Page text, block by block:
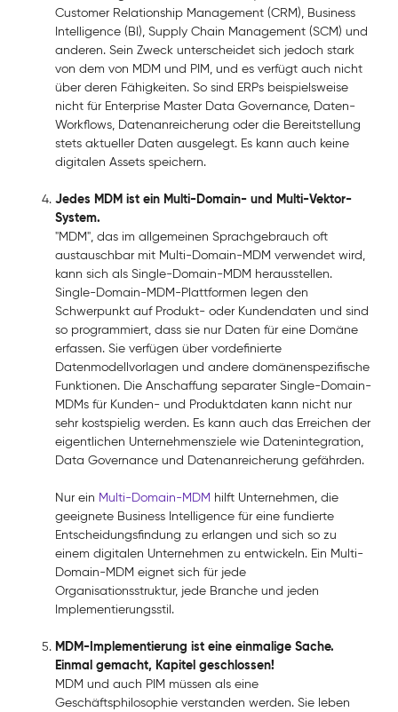
Customer Relationship Management (CRM), Business
Intelligence (BI), Supply Chain Management (SCM) und
anderen. Sein Zweck unterscheidet sich jedoch stark
von dem von MDM und PIM, und es verfügt auch nicht
über deren Fähigkeiten. So sind ERPs beispielsweise
nicht für Enterprise Master Data Governance, Daten-
Workflows, Datenanreicherung oder die Bereitstellung
stets aktueller Daten ausgelegt. Es kann auch keine
digitalen Assets speichern.
Jedes MDM ist ein Multi-Domain- und Multi-Vektor-
System.
"MDM", das im allgemeinen Sprachgebrauch oft
austauschbar mit Multi-Domain-MDM verwendet wird,
kann sich als Single-Domain-MDM herausstellen.
Single-Domain-MDM-Plattformen legen den
Schwerpunkt auf Produkt- oder Kundendaten und sind
so programmiert, dass sie nur Daten für eine Domäne
erfassen. Sie verfügen über vordefinierte
Datenmodellvorlagen und andere domänenspezifische
Funktionen. Die Anschaffung separater Single-Domain-
MDMs für Kunden- und Produktdaten kann nicht nur
sehr kostspielig werden. Es kann auch das Erreichen der
eigentlichen Unternehmensziele wie Datenintegration,
Data Governance und Datenanreicherung gefährden.
Nur ein Multi-Domain-MDM hilft Unternehmen, die
geeignete Business Intelligence für eine fundierte
Entscheidungsfindung zu erlangen und sich so zu
einem digitalen Unternehmen zu entwickeln. Ein Multi-
Domain-MDM eignet sich für jede
Organisationsstruktur, jede Branche und jeden
Implementierungsstil.
MDM-Implementierung ist eine einmalige Sache.
Einmal gemacht, Kapitel geschlossen!
MDM und auch PIM müssen als eine
Geschäftsphilosophie verstanden werden. Sie leben